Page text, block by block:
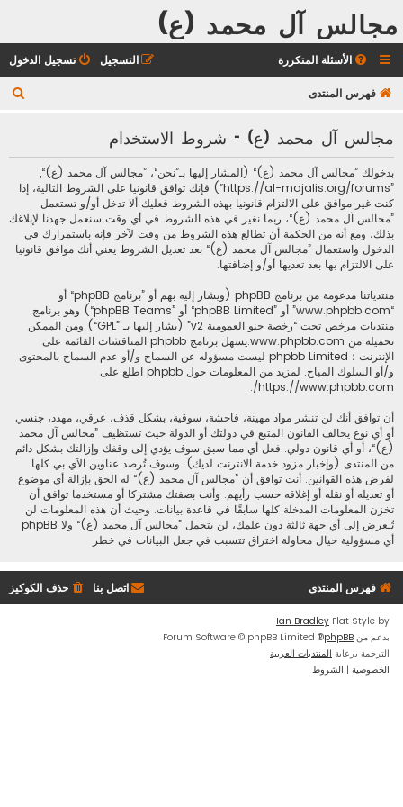
مجالس آل محمد (ع)
الأسئلة المتكررة تسجيل الدخول التسجيل
فهرس المنتدى
مجالس آل محمد (ع) - شروط الاستخدام
بدخولك ”مجالس آل محمد (ع)“ (المشار إليها بـ”نحن“، ”مجالس آل محمد (ع)“,
”https://al-majalis.org/forums“) فإنك توافق قانونيا على الشروط التالية، إذا
كنت غير موافق على الالتزام قانونيا بهذه الشروط فعليك ألا تدخل أو/و تستعمل
”مجالس آل محمد (ع)“، ربما نغير في هذه الشروط في أي وقت سنعمل جهدنا لإبلاغك
بذلك، ومع أنه من الحكمة أن تطالع هذه الشروط من وقت لآخر فإنه باستمرارك في
الدخول واستعمال ”مجالس آل محمد (ع)“ بعد تعديل الشروط يعني أنك موافق قانونيا
على الالتزام بها بعد تعديها أو/و إضافتها.
منتدياتنا مدعومة من برنامج phpBB (ويشار إليه بهم أو ”برنامج phpBB“ أو
“www.phpbb.com” أو ”phpBB Limited“ أو ”phpBB Teams“) وهو برنامج
منتديات مرخص تحت “رخصة جنو العمومية v2
” (يشار إليها بـ ”GPL“) ومن الممكن
تحميله من www.phpbb.com
.يسهل برنامج phpbb المناقشات القائمة على
الإنترنت ؛ phpbb Limited ليست مسؤوله عن السماح و/أو عدم السماح بالمحتوى
و/أو السلوك المباح. لمزيد من المعلومات حول phpbb اطلع على
https://www.phpbb.com/
.
أن توافق أنك لن تنشر مواد مهينة، فاحشة، سوقية، بشكل قذف، عرقي، مهدد، جنسي
أو أي نوع يخالف القانون المتبع في دولتك أو الدولة حيث تستظيف ”مجالس آل محمد
(ع)“، أو أي قانون دولي. فعل أي مما سبق سوف يؤدي إلى وقفك وإزالتك بشكل دائم
من المنتدى (وإخبار مزود خدمة الانترنت لديك). وسوف تُرصد عناوين الآي بي كلها
لفرض هذه القوانين. أنت توافق أن ”مجالس آل محمد (ع)“ له الحق بإزالة أي موضوع
أو تعديله أو نقله أو إغلاقه حسب رأيهم. وأنت بصفتك مشتركا أو مستخدما توافق أن
تخزن المعلومات المدخلة كلها سابقًا في قاعدة بيانات. وحيث أن هذه المعلومات لن
تُـعرض إلى أي جهة ثالثة دون علمك، لن يتحمل ”مجالس آل محمد (ع)“ ولا phpBB
أي مسؤولية حيال محاولة اختراق تتسبب في جعل البيانات في خطر
فهرس المنتدى حذف الكوكيز اتصل بنا
Flat Style by
Ian Bradley
بدعم من phpBB
® Forum Software © phpBB Limited
الترجمة برعاية المنتديات العربية
الخصوصية | الشروط